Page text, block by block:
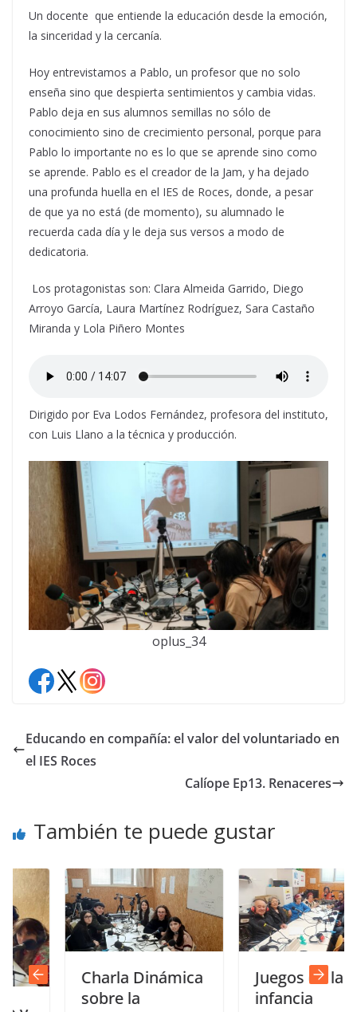
Un docente que entiende la educación desde la emoción,
la sinceridad y la cercanía.
Hoy entrevistamos a Pablo, un profesor que no solo
enseña sino que despierta sentimientos y cambia vidas.
Pablo deja en sus alumnos semillas no sólo de
conocimiento sino de crecimiento personal, porque para
Pablo lo importante no es lo que se aprende sino como
se aprende. Pablo es el creador de la Jam, y ha dejado
una profunda huella en el IES de Roces, donde, a pesar
de que ya no está (de momento), su alumnado le
recuerda cada día y le deja sus versos a modo de
dedicatoria.
Los protagonistas son: Clara Almeida Garrido, Diego
Arroyo García, Laura Martínez Rodríguez, Sara Castaño
Miranda y Lola Piñero Montes
Dirigido por Eva Lodos Fernández, profesora del instituto,
con Luis Llano a la técnica y producción.
oplus_34
Educando en compañía: el valor del voluntariado en
el IES Roces
Calíope Ep13. Renaceres
También te puede gustar
Charla Dinámica
sobre la
Juegos de la
infancia